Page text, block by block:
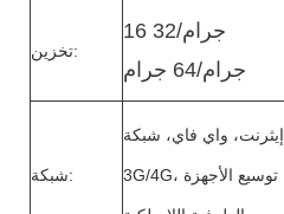
تخزين:
16 جرام/32
جرام/64 جرام
شبكة:
إيثرنت، واي فاي، شبكة
3G/4G، توسيع الأجهزة